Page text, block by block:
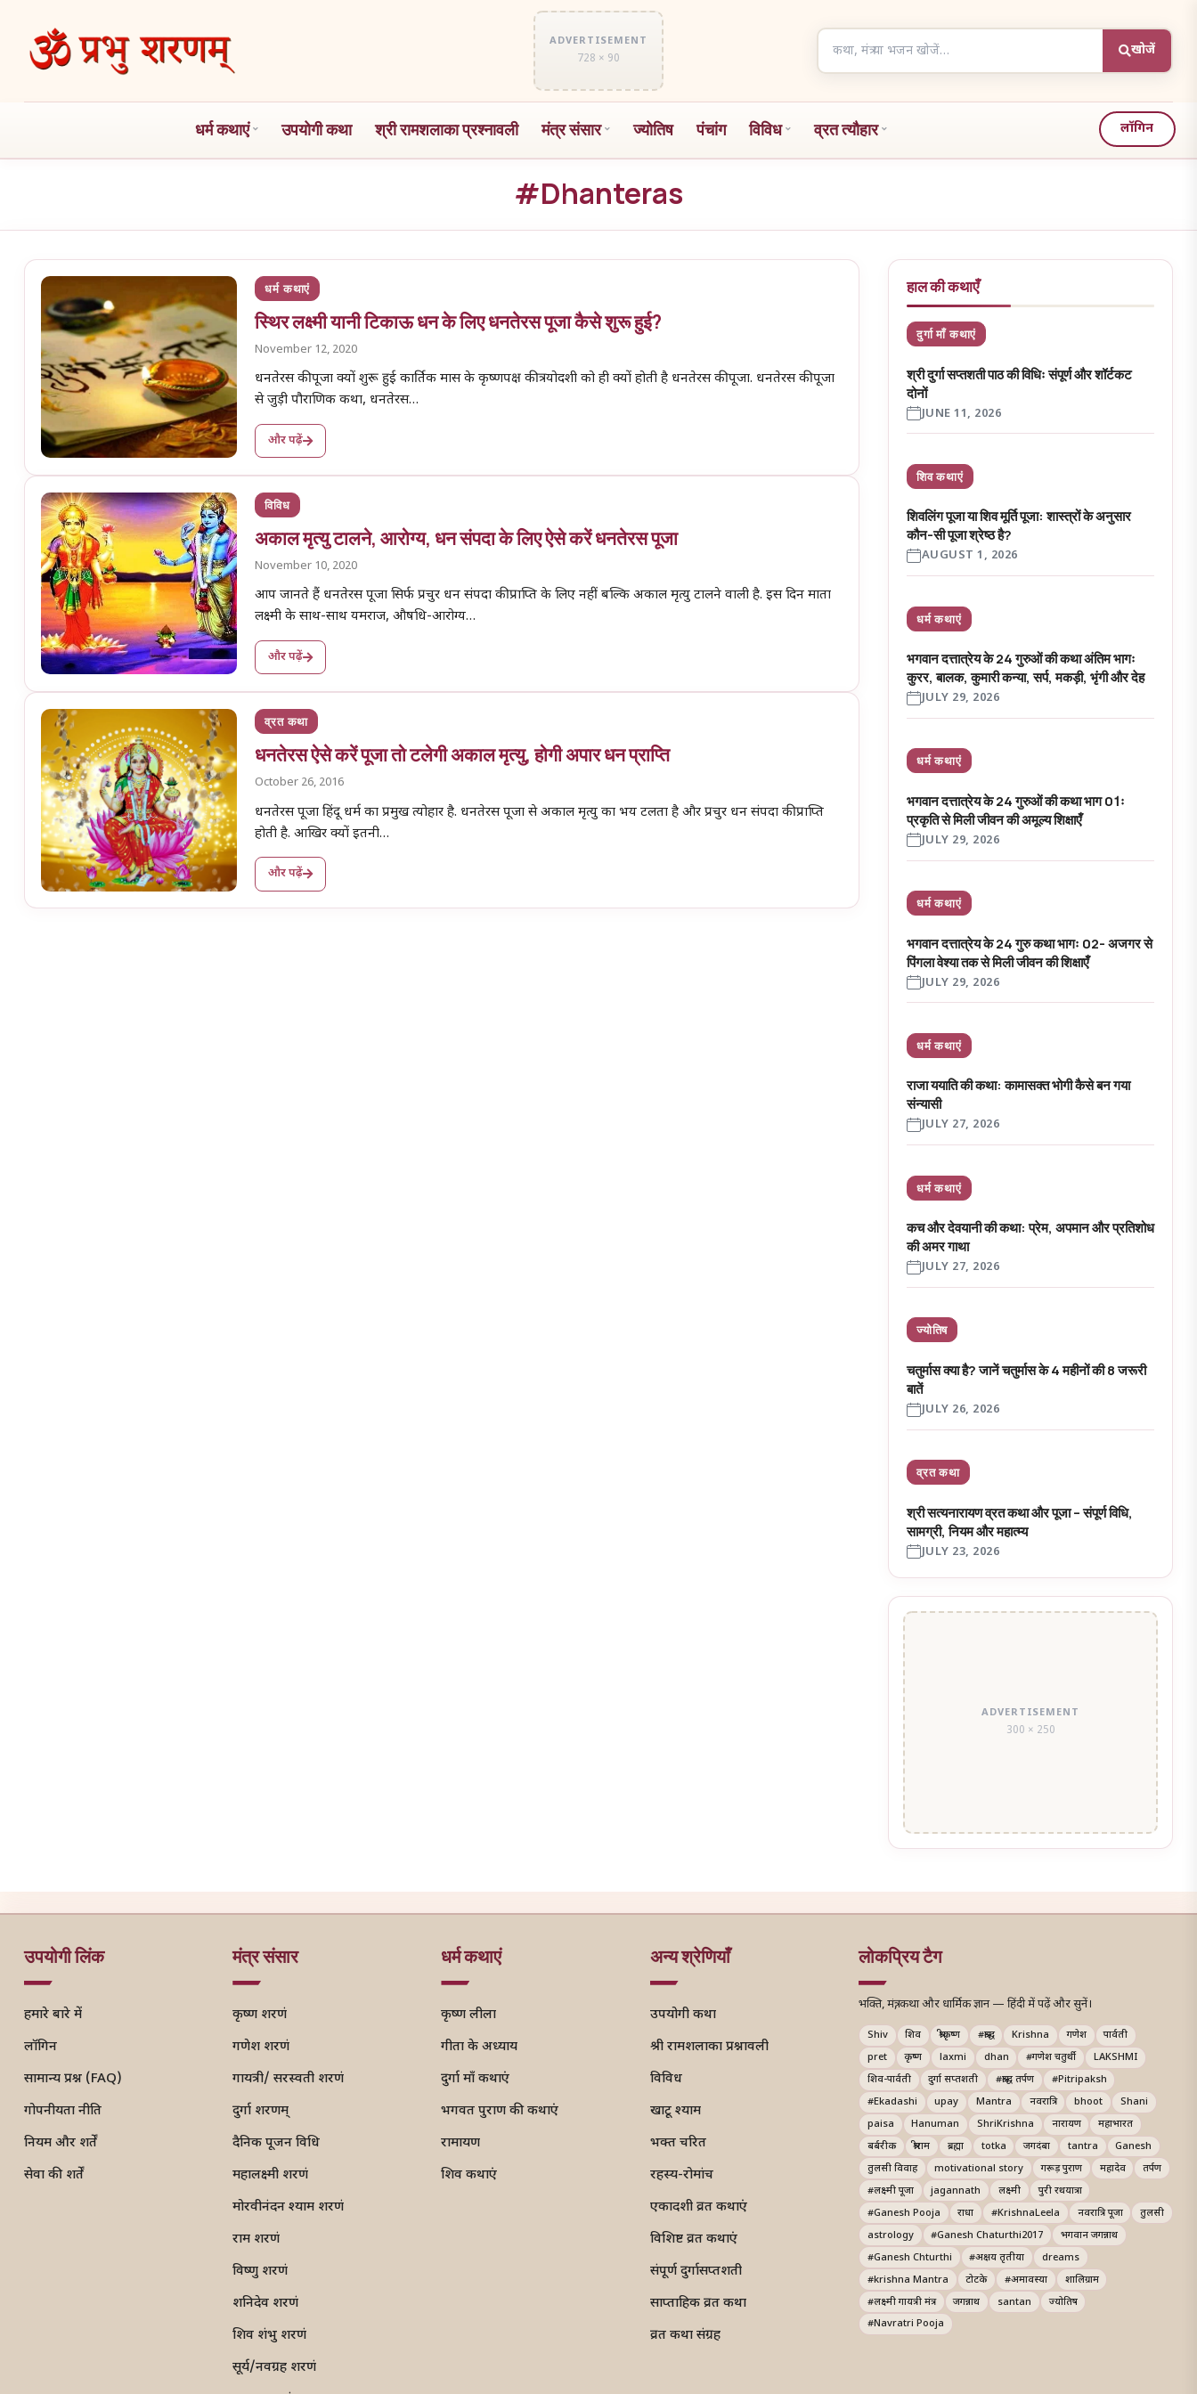
ADVERTISEMENT
728 × 90
articles
खोजें
धर्म कथाएं उपयोगी कथा श्री रामशलाका प्रश्नावली मंत्र संसार ज्योतिष पंचांग विविध व्रत त्यौहार लॉगिन
#Dhanteras
धर्म कथाएं
स्थिर लक्ष्मी यानी टिकाऊ धन के लिए धनतेरस पूजा कैसे शुरू हुई?
November 12, 2020
धनतेरस की पूजा क्यों शुरू हुई कार्तिक मास के कृष्णपक्ष की त्रयोदशी को ही क्यों होती है धनतेरस की पूजा. धनतेरस की पूजा
से जुड़ी पौराणिक कथा, धनतेरस…
और पढ़ें
विविध
अकाल मृत्यु टालने, आरोग्य, धन संपदा के लिए ऐसे करें धनतेरस पूजा
November 10, 2020
आप जानते हैं धनतेरस पूजा सिर्फ प्रचुर धन संपदा की प्राप्ति के लिए नहीं बल्कि अकाल मृत्यु टालने वाली है. इस दिन माता
लक्ष्मी के साथ-साथ यमराज, औषधि-आरोग्य…
और पढ़ें
व्रत कथा
धनतेरस ऐसे करें पूजा तो टलेगी अकाल मृत्यु, होगी अपार धन प्राप्ति
October 26, 2016
धनतेरस पूजा हिंदू धर्म का प्रमुख त्योहार है. धनतेरस पूजा से अकाल मृत्यु का भय टलता है और प्रचुर धन संपदा की प्राप्ति
होती है. आखिर क्यों इतनी…
और पढ़ें
हाल की कथाएँ
दुर्गा माँ कथाएं
श्री दुर्गा सप्तशती पाठ की विधिः संपूर्ण और शॉर्टकट
दोनों
JUNE 11, 2026
शिव कथाएं
शिवलिंग पूजा या शिव मूर्ति पूजा: शास्त्रों के अनुसार
कौन-सी पूजा श्रेष्ठ है?
AUGUST 1, 2026
धर्म कथाएं
भगवान दत्तात्रेय के 24 गुरुओं की कथा अंतिम भागः
कुरर, बालक, कुमारी कन्या, सर्प, मकड़ी, भृंगी और देह
JULY 29, 2026
धर्म कथाएं
भगवान दत्तात्रेय के 24 गुरुओं की कथा भाग 01ः
प्रकृति से मिली जीवन की अमूल्य शिक्षाएँ
JULY 29, 2026
धर्म कथाएं
भगवान दत्तात्रेय के 24 गुरु कथा भागः 02- अजगर से
पिंगला वेश्या तक से मिली जीवन की शिक्षाएँ
JULY 29, 2026
धर्म कथाएं
राजा ययाति की कथा: कामासक्त भोगी कैसे बन गया
संन्यासी
JULY 27, 2026
धर्म कथाएं
कच और देवयानी की कथा: प्रेम, अपमान और प्रतिशोध
की अमर गाथा
JULY 27, 2026
ज्योतिष
चतुर्मास क्या है? जानें चतुर्मास के 4 महीनों की 8 जरूरी
बातें
JULY 26, 2026
व्रत कथा
श्री सत्यनारायण व्रत कथा और पूजा – संपूर्ण विधि,
सामग्री, नियम और महात्म्य
JULY 23, 2026
ADVERTISEMENT
300 × 250
उपयोगी लिंक
हमारे बारे में
लॉगिन
सामान्य प्रश्न (FAQ)
गोपनीयता नीति
नियम और शर्तें
सेवा की शर्तें
मंत्र संसार
कृष्ण शरणं
गणेश शरणं
गायत्री/ सरस्वती शरणं
दुर्गा शरणम्
दैनिक पूजन विधि
महालक्ष्मी शरणं
मोरवीनंदन श्याम शरणं
राम शरणं
विष्णु शरणं
शनिदेव शरणं
शिव शंभु शरणं
सूर्य/नवग्रह शरणं
धर्म कथाएं
कृष्ण लीला
गीता के अध्याय
दुर्गा माँ कथाएं
भगवत पुराण की कथाएं
रामायण
शिव कथाएं
अन्य श्रेणियाँ
उपयोगी कथा
श्री रामशलाका प्रश्नावली
विविध
खाटू श्याम
भक्त चरित
रहस्य-रोमांच
एकादशी व्रत कथाएं
विशिष्ट व्रत कथाएं
संपूर्ण दुर्गासप्तशती
साप्ताहिक व्रत कथा
व्रत कथा संग्रह
लोकप्रिय टैग
भक्ति, मंत्र, कथा और धार्मिक ज्ञान — हिंदी में पढ़ें और सुनें।
Shiv शिव श्रीकृष्ण #श्राद्ध Krishna गणेश
पार्वती
pret
कृष्ण laxmi dhan #गणेश चतुर्थी
LAKSHMI
शिव-पार्वती
दुर्गा सप्तशती #श्राद्ध तर्पण
#Pitripaksh
#Ekadashi
upay Mantra नवरात्रि bhoot
Shani
paisa
Hanuman ShriKrishna नारायण
महाभारत
बर्बरीक
श्रीराम ब्रह्मा totka जगदंबा tantra
Ganesh
तुलसी विवाह
motivational story गरूड़ पुराण महादेव
तर्पण
#लक्ष्मी पूजा
jagannath लक्ष्मी
पुरी रथयात्रा
#Ganesh Pooja
राधा #KrishnaLeela नवरात्रि पूजा
तुलसी
astrology
#Ganesh Chaturthi2017
भगवान जगन्नाथ
#Ganesh Chturthi
#अक्षय तृतीया
dreams
#krishna Mantra
टोटके #अमावस्या
शालिग्राम
#लक्ष्मी गायत्री मंत्र
जगन्नाथ santan
ज्योतिष
#Navratri Pooja